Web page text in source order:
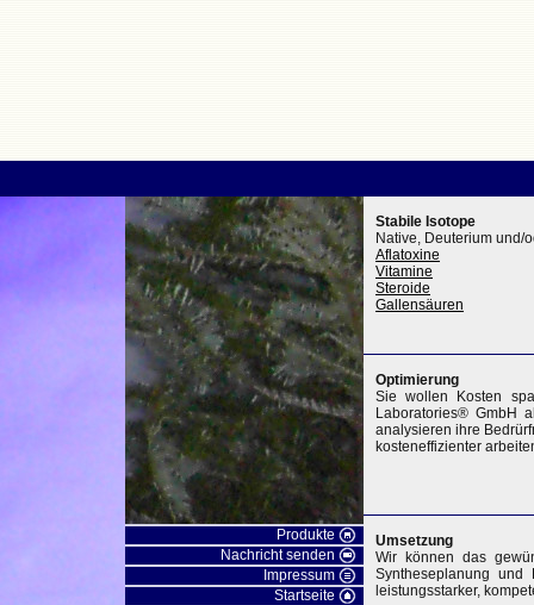
Produkte
Nachricht senden
Impressum
Startseite
Stabile Isotope
Native, Deuterium und/
Aflatoxine
Vitamine
Steroide
Gallensäuren
Optimierung
Sie wollen Kosten
Laboratories® GmbH
analysieren ihre
kosteneffizienter
Umsetzung
Wir können das
Syntheseplanung
leistungsstarker,